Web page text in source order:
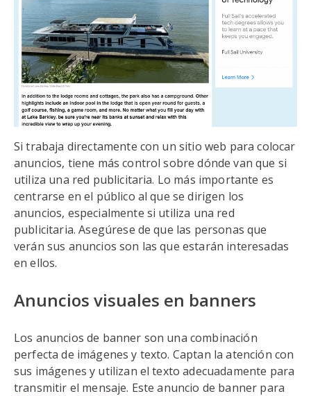
Si trabaja directamente con un sitio web para colocar
anuncios, tiene más control sobre dónde van que si
utiliza una red publicitaria. Lo más importante es
centrarse en el público al que se dirigen los
anuncios, especialmente si utiliza una red
publicitaria. Asegúrese de que las personas que
verán sus anuncios son las que estarán interesadas
en ellos.
Anuncios visuales en banners
Los anuncios de banner son una combinación
perfecta de imágenes y texto. Captan la atención con
sus imágenes y utilizan el texto adecuadamente para
transmitir el mensaje. Este anuncio de banner para